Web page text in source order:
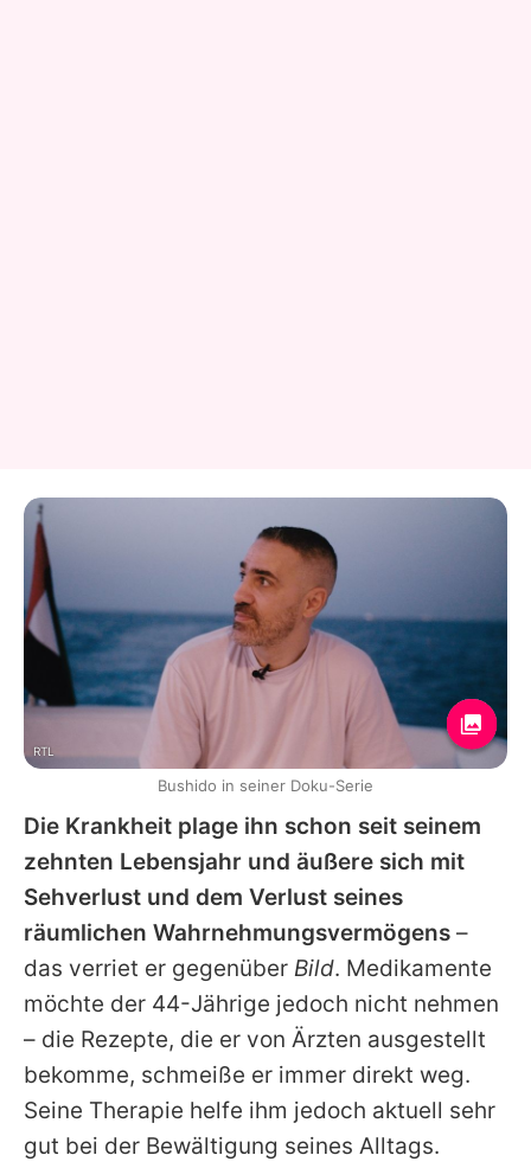
Die Krankheit plage ihn schon seit seinem
zehnten Lebensjahr und äußere sich mit
Sehverlust und dem Verlust seines
räumlichen Wahrnehmungsvermögens –
das verriet er gegenüber Bild. Medikamente
möchte der 44-Jährige jedoch nicht nehmen
– die Rezepte, die er von Ärzten ausgestellt
bekomme, schmeiße er immer direkt weg.
Seine Therapie helfe ihm jedoch aktuell sehr
gut bei der Bewältigung seines Alltags.
RTL
Bushido in seiner Doku-Serie